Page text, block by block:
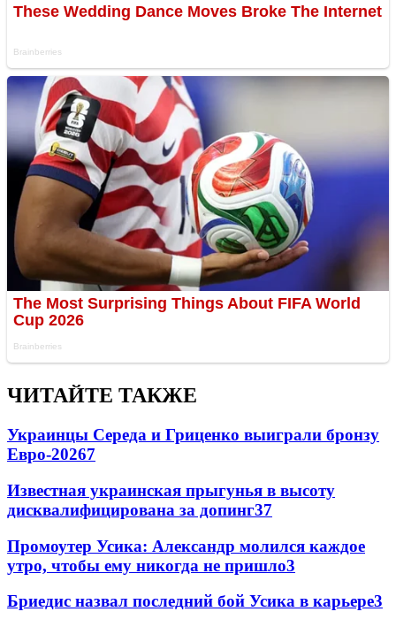
ЧИТАЙТЕ ТАКЖЕ
Украинцы Середа и Гриценко выиграли бронзу
Евро-20267
Известная украинская прыгунья в высоту
дисквалифицирована за допинг37
Промоутер Усика: Александр молился каждое
утро, чтобы ему никогда не пришло3
Бриедис назвал последний бой Усика в карьере3